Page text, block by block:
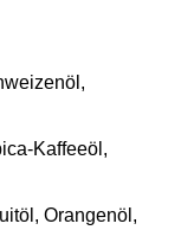
Kaffeeöl,
Orangenöl,